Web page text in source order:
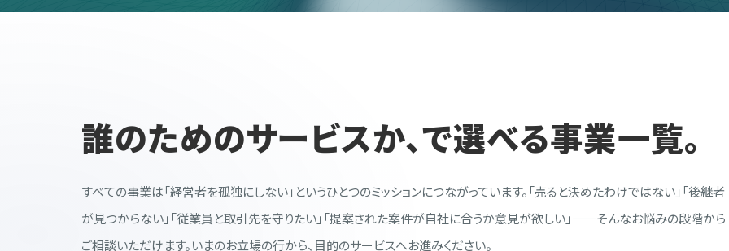
誰のためのサービスか、で選べる事業一覧。
すべての事業は「経営者を孤独にしない」というひとつのミッションにつながっています。「売ると決めたわけではない」「後継者
が見つからない」「従業員と取引先を守りたい」「提案された案件が自社に合うか意見が欲しい」——そんなお悩みの段階から
ご相談いただけます。いまのお立場の行から、目的のサービスへお進みください。